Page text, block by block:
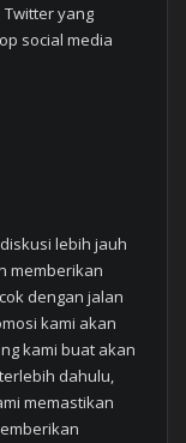
yang
social media
lebih jauh
memberikan
dengan jalan
kami akan
kami buat akan
dahulu,
memastikan